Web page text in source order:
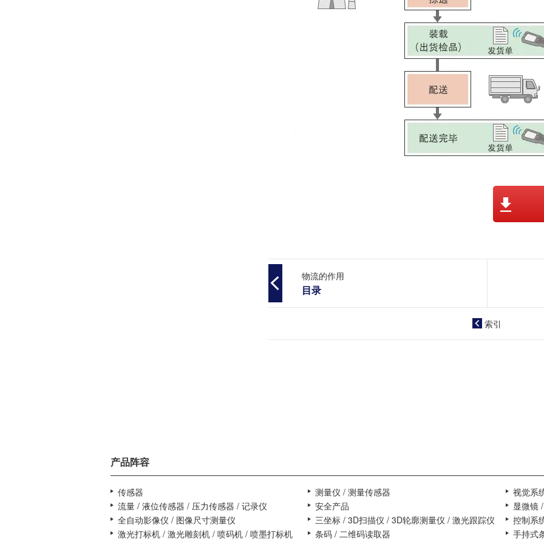
物流的作用
目录
索引
产品阵容
传感器 测量仪 / 测量传感器
视觉系
流量 / 液位传感器 / 压力传感器 / 记录仪
安全产品
显微镜
全自动影像仪 / 图像尺寸测量仪
三坐标 / 3D扫描仪 / 3D轮廓测量仪 / 激光跟踪仪
控制系
激光打标机 / 激光雕刻机 / 喷码机 / 喷墨打标机
条码 / 二维码读取器
手持式